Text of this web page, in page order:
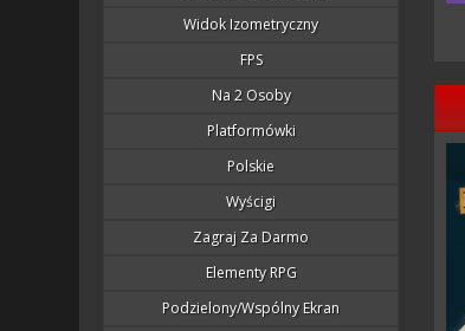
Widok Izometryczny
FPS
Na 2 Osoby
Platformówki
Polskie
Wyścigi
Zagraj Za Darmo
Elementy RPG
Podzielony/wspólny Ekran